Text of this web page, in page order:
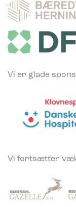
Vi er glade
Vi fortsætter